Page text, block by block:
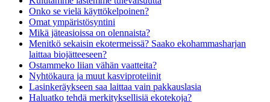
Onko se vielä käyttökelpoinen?
Omat ympäristösyntini
Mikä jäteasioissa on olennaista?
Menitkö sekaisin ekotermeissä? Saako ekohammasharjan
laittaa biojätteeseen?
Ostammeko liian vähän vaatteita?
Nyhtökaura ja muut kasviproteiinit
Lasinkeräykseen saa laittaa vain pakkauslasia
Haluatko tehdä merkityksellisiä ekotekoja?